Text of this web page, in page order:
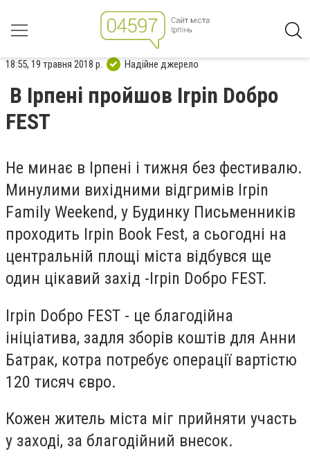
18:55, 19 травня 2018 р. Надійне джерело
В Ірпені пройшов Irpin Doбро
FEST
Не минає в Ірпені і тижня без фестивалю.
Минулими вихідними відгримів Irpin
Family Weekend, у Будинку Письменників
проходить Irpin Book Fest, а сьогодні на
центральній площі міста відбувся ще
один цікавий захід -Irpin Doбро FEST.
Irpin Doбро FEST - це благодійна
ініціатива, задля зборів коштів для Анни
Батрак, котра потребує операції вартістю
120 тисяч євро.
Кожен житель міста міг прийняти участь
у заході, за благодійний внесок.